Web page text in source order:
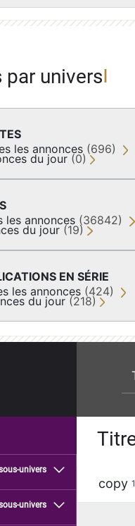
par univers
les annonces (696)
du jour (0)
les annonces (36842)
du jour (19)
EN SÉRIE
les annonces (424)
du jour (218)
univers
univers
copy